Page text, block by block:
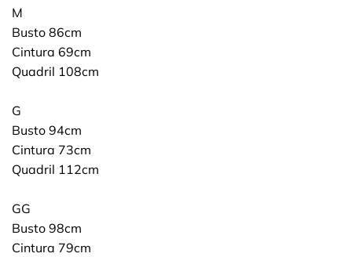
M
Busto 86cm
Cintura 69cm
Quadril 108cm
G
Busto 94cm
Cintura 73cm
Quadril 112cm
GG
Busto 98cm
Cintura 79cm